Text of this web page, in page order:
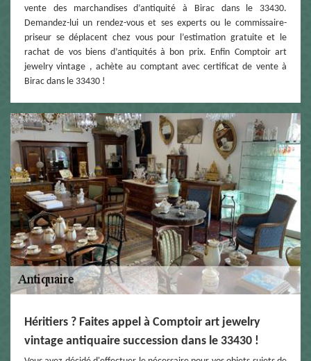
vente des marchandises d’antiquité à Birac dans le 33430.
Demandez-lui un rendez-vous et ses experts ou le commissaire-
priseur se déplacent chez vous pour l’estimation gratuite et le
rachat de vos biens d’antiquités à bon prix. Enfin Comptoir art
jewelry vintage , achète au comptant avec certificat de vente à
Birac dans le 33430 !
Héritiers ? Faites appel à Comptoir art jewelry
vintage antiquaire succession dans le 33430 !